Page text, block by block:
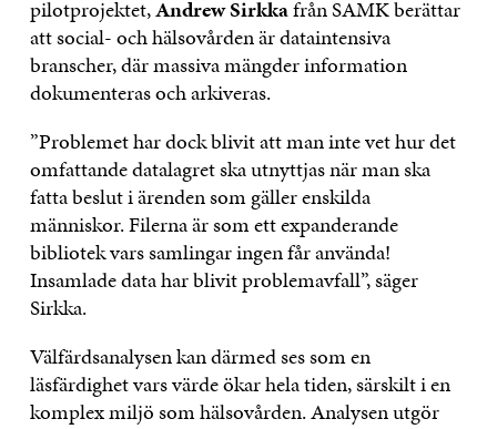
pilotprojektet,Andrew Sirkkafrån SAMK berättar
att social- och hälsovården är dataintensiva
branscher, där massiva mängder information
dokumenteras och arkiveras.
”Problemet har dock blivit att man inte vet hur det
omfattande datalagret ska utnyttjas när man ska
fatta beslut i ärenden som gäller enskilda
människor. Filerna är som ett expanderande
bibliotek vars samlingar ingen får använda!
Insamlade data har blivit problemavfall”, säger
Sirkka.
Välfärdsanalysen kan därmed ses som en
läsfärdighet vars värde ökar hela tiden, särskilt i en
komplex miljö som hälsovården. Analysen utgör